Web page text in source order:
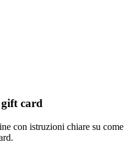
card
con istruzioni chiare su come